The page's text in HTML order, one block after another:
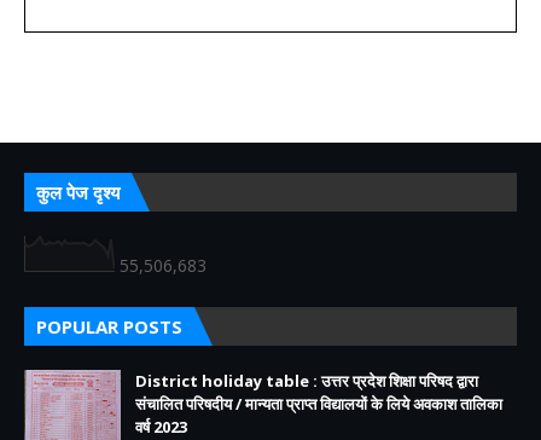
कुल पेज दृश्य
55,506,683
POPULAR POSTS
District holiday table : उत्तर प्रदेश शिक्षा परिषद द्वारा
संचालित परिषदीय / मान्यता प्राप्त विद्यालयों के लिये अवकाश तालिका
वर्ष 2023